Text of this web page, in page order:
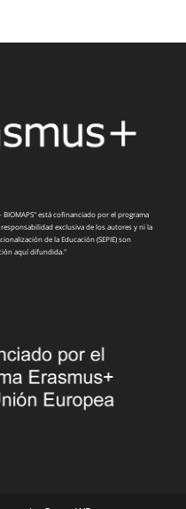
- BIOMAPS" está cofinanciado por el programa
exclusiva de los autores y ni la
de la Educación (SEPIE) son
aquí difundida."